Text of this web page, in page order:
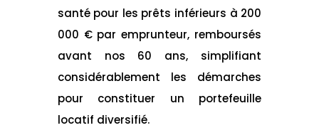
santé pour les prêts inférieurs à 200
000 € par emprunteur, remboursés
avant nos 60 ans, simplifiant
considérablement les démarches
pour constituer un portefeuille
locatif diversifié.